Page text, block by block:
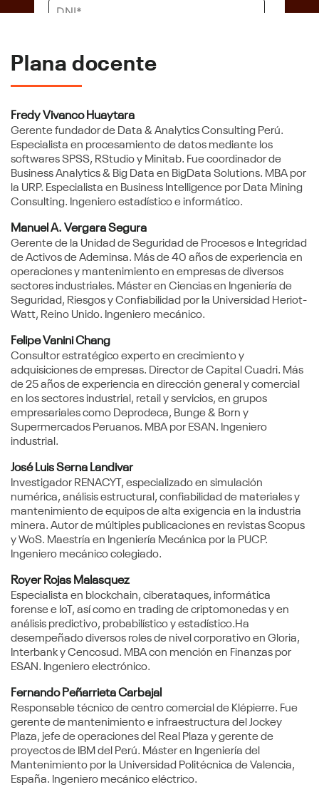
Autorizo a la Universidad Continental a utilizar
mis datos personales para los fines mencionados
Plana docente
Fredy Vivanco Huaytara
Gerente fundador de Data & Analytics Consulting Perú.
Especialista en procesamiento de datos mediante los
softwares SPSS, RStudio y Minitab. Fue coordinador de
Business Analytics & Big Data en BigData Solutions. MBA por
la URP. Especialista en Business Intelligence por Data Mining
Consulting. Ingeniero estadístico e informático.
Manuel A. Vergara Segura
Gerente de la Unidad de Seguridad de Procesos e Integridad
de Activos de Ademinsa. Más de 40 años de experiencia en
operaciones y mantenimiento en empresas de diversos
sectores industriales. Máster en Ciencias en Ingeniería de
Seguridad, Riesgos y Confiabilidad por la Universidad Heriot-
Watt, Reino Unido. Ingeniero mecánico.
Felipe Vanini Chang
Consultor estratégico experto en crecimiento y
adquisiciones de empresas. Director de Capital Cuadri. Más
de 25 años de experiencia en dirección general y comercial
en los sectores industrial, retail y servicios, en grupos
empresariales como Deprodeca, Bunge & Born y
Supermercados Peruanos. MBA por ESAN. Ingeniero
industrial.
José Luis Serna Landivar
Investigador RENACYT, especializado en simulación
numérica, análisis estructural, confiabilidad de materiales y
mantenimiento de equipos de alta exigencia en la industria
minera. Autor de múltiples publicaciones en revistas Scopus
y WoS. Maestría en Ingeniería Mecánica por la PUCP.
Ingeniero mecánico colegiado.
Royer Rojas Malasquez
Especialista en blockchain, ciberataques, informática
forense e IoT, así como en trading de criptomonedas y en
análisis predictivo, probabilístico y estadístico.Ha
desempeñado diversos roles de nivel corporativo en Gloria,
Interbank y Cencosud. MBA con mención en Finanzas por
ESAN. Ingeniero electrónico.
Fernando Peñarrieta Carbajal
Responsable técnico de centro comercial de Klépierre. Fue
gerente de mantenimiento e infraestructura del Jockey
Plaza, jefe de operaciones del Real Plaza y gerente de
proyectos de IBM del Perú. Máster en Ingeniería del
Mantenimiento por la Universidad Politécnica de Valencia,
España. Ingeniero mecánico eléctrico.